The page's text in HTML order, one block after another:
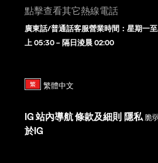
點擊查看其它熱線電話
廣東話/普通話客服營業時間：星期一
上 05:30 – 隔日淩晨 02:00
IG 站內導航條款及細則 隱私 脆
於IG